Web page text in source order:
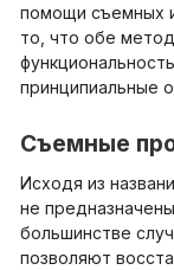
помощи съемных
то, что обе
принципиальные
Съемные
Исходя из
не
большинстве
позволяют